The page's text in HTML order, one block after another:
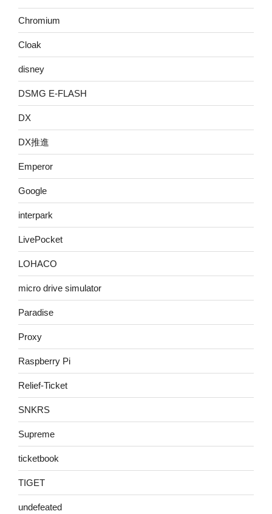
Chromium
Cloak
disney
DSMG E-FLASH
DX
DX推進
Emperor
Google
interpark
LivePocket
LOHACO
micro drive simulator
Paradise
Proxy
Raspberry Pi
Relief-Ticket
SNKRS
Supreme
ticketbook
TIGET
undefeated